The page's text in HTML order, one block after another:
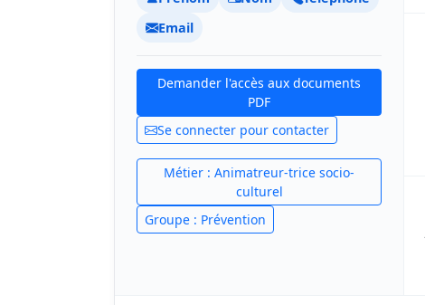
Email
Demander l'accès aux documents
PDF
Se connecter pour contacter
Métier : Animatreur-trice socio-
culturel
Groupe : Prévention